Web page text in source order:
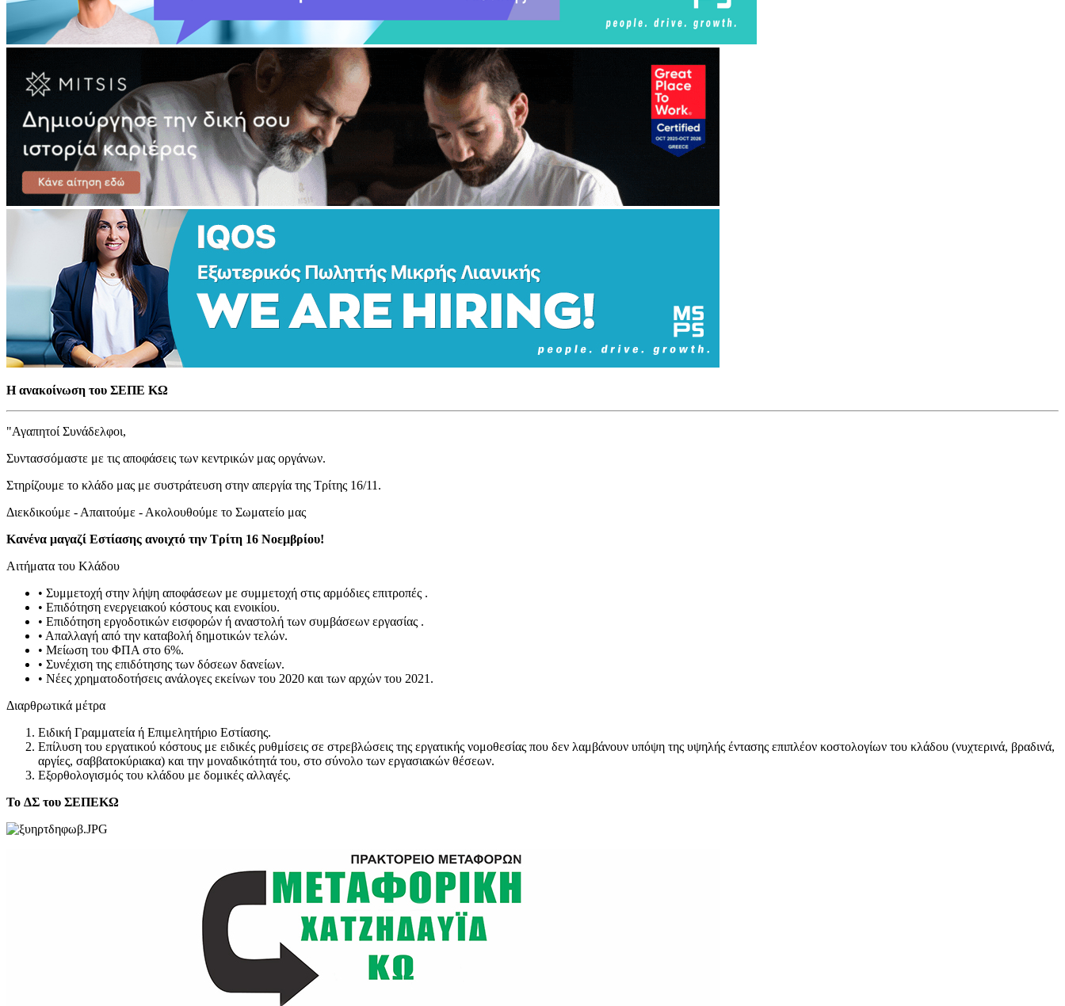
Η ανακοίνωση του ΣΕΠΕ ΚΩ
"Αγαπητοί Συνάδελφοι,
Συντασσόμαστε με τις αποφάσεις των κεντρικών μας οργάνων.
Στηρίζουμε το κλάδο μας με συστράτευση στην απεργία της Τρίτης 16/11.
Διεκδικούμε - Απαιτούμε - Ακολουθούμε το Σωματείο μας
Κανένα μαγαζί Εστίασης ανοιχτό την Τρίτη 16 Νοεμβρίου!
Αιτήματα του Κλάδου
• Συμμετοχή στην λήψη αποφάσεων με συμμετοχή στις αρμόδιες επιτροπές .
• Επιδότηση ενεργειακού κόστους και ενοικίου.
• Επιδότηση εργοδοτικών εισφορών ή αναστολή των συμβάσεων εργασίας .
• Απαλλαγή από την καταβολή δημοτικών τελών.
• Μείωση του ΦΠΑ στο 6%.
• Συνέχιση της επιδότησης των δόσεων δανείων.
• Νέες χρηματοδοτήσεις ανάλογες εκείνων του 2020 και των αρχών του 2021.
Διαρθρωτικά μέτρα
Ειδική Γραμματεία ή Επιμελητήριο Εστίασης.
Επίλυση του εργατικού κόστους με ειδικές ρυθμίσεις σε στρεβλώσεις της εργατικής νομοθεσίας που δεν λαμβάνουν υπόψη της υψηλής έντασης επιπλέον κοστολογίων του κλάδου (νυχτερινά, βραδινά,
αργίες, σαββατοκύριακα) και την μοναδικότητά του, στο σύνολο των εργασιακών θέσεων.
Εξορθολογισμός του κλάδου με δομικές αλλαγές.
To ΔΣ του ΣΕΠΕΚΩ